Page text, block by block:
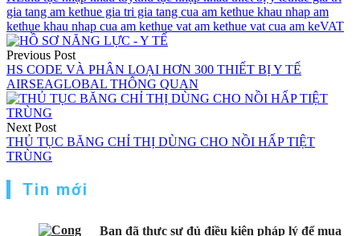
gia tang am kethue gia tri gia tang cua am kethue khau nhap am
kethue khau nhap cua am kethue vat am kethue vat cua am keVAT
Điều
hướng
bài
viết
Previous Post
HS CODE VÀ PHÂN LOẠI HƠN 300 THIẾT BỊ Y TẾ
AIRSEAGLOBAL THÔNG QUAN
Next Post
THỦ TỤC BĂNG CHỈ THỊ DÙNG CHO NỒI HẤP TIỆT
TRÙNG
Tin mới
Bạn đã thực sự đủ điều kiện pháp lý để mua